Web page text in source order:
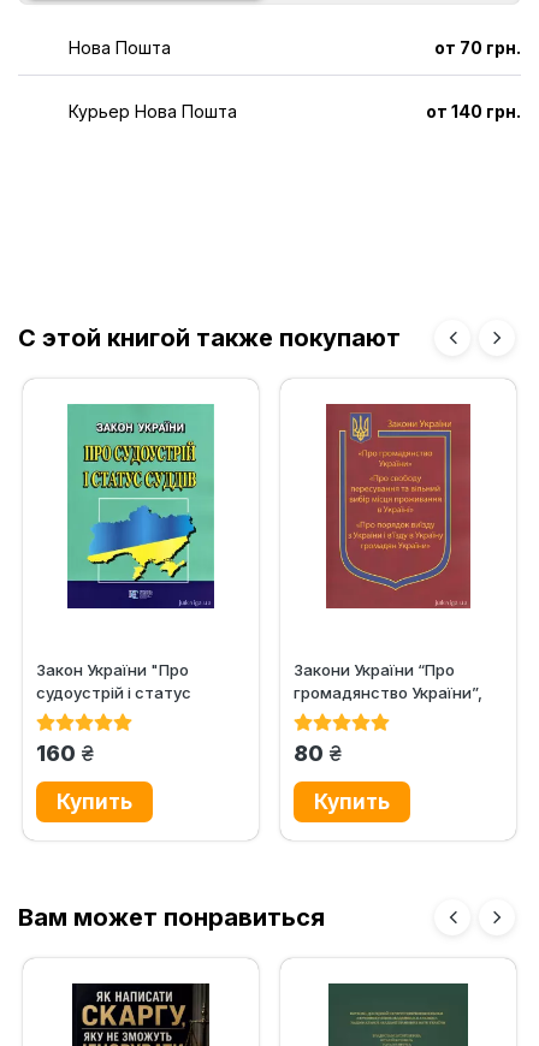
Нова Пошта от 70 грн.
Курьер Нова Пошта от 140 грн.
С этой книгой также покупают
Закон України "Про
судоустрій і статус
суддів". Алерта
160 грн.
Закони України “Про
громадянство України”,
''Про свободу
80 грн.
Вам может понравиться